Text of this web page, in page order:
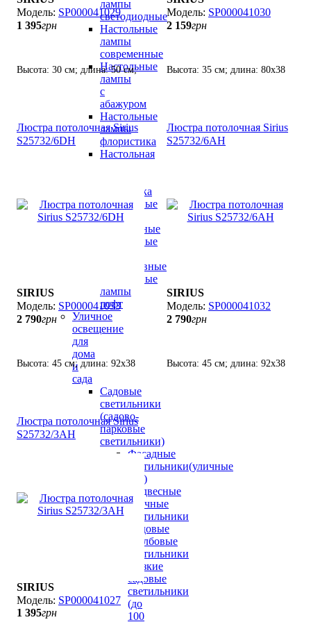
лампы
светодиодные
Настольные
лампы
современные
Настольные
лампы
с
абажуром
Настольные
лампы
флористика
Настольная
школьника
Настольные
лампы
хрустальные
Настольные
декоративные
Настольные
лампы
лофт
Уличное
освещение
для
дома
и
сада
Садовые
светильники
(садово-
парковые
светильники)
Фасадные
светильники(уличные
бра)
Подвесные
уличные
светильники
Садовые
столбовые
светильники
Низкие
садовые
светильники
(до
100
SP000041029
1 395грн
Высота: 30 см; длина: 50 см;
лампы: 3 х Е-27 х 60 Вт.
SP000041030
2 159грн
Высота: 35 см; длина: 80х38
Люстра потолочная Sirius
S25732/6DH
SIRIUS
SP000041033
2 790грн
Высота: 45 см; длина: 92х38
см; лампы: 6 х Е-27 х 60 Вт.
Люстра потолочная Sirius
S25732/6АH
SIRIUS
SP000041032
2 790грн
Высота: 45 см; длина: 92х38
Люстра потолочная Sirius
S25732/3АH
SIRIUS
SP000041027
1 395грн